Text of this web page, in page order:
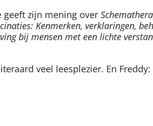
geeft zijn mening over
Kenmerken, verklaringen,
bij mensen met een lichte
veel leesplezier. En Freddy: